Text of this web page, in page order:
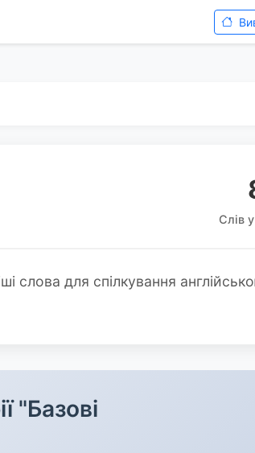
Слів
слова для спілкування
"Базові